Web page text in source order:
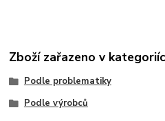
Zboží zařazeno v
Podle problematiky
Podle výrobců